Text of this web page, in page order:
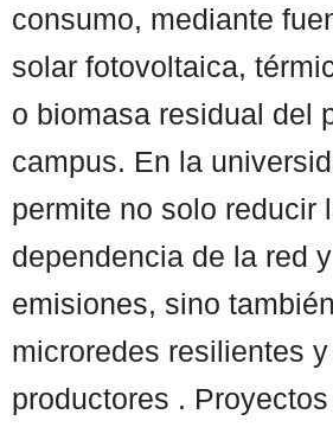
consumo, mediante
solar fotovoltaica,
o biomasa residual del
campus. En la
permite no solo reducir
dependencia de la red
emisiones, sino
microredes resilientes
productores .